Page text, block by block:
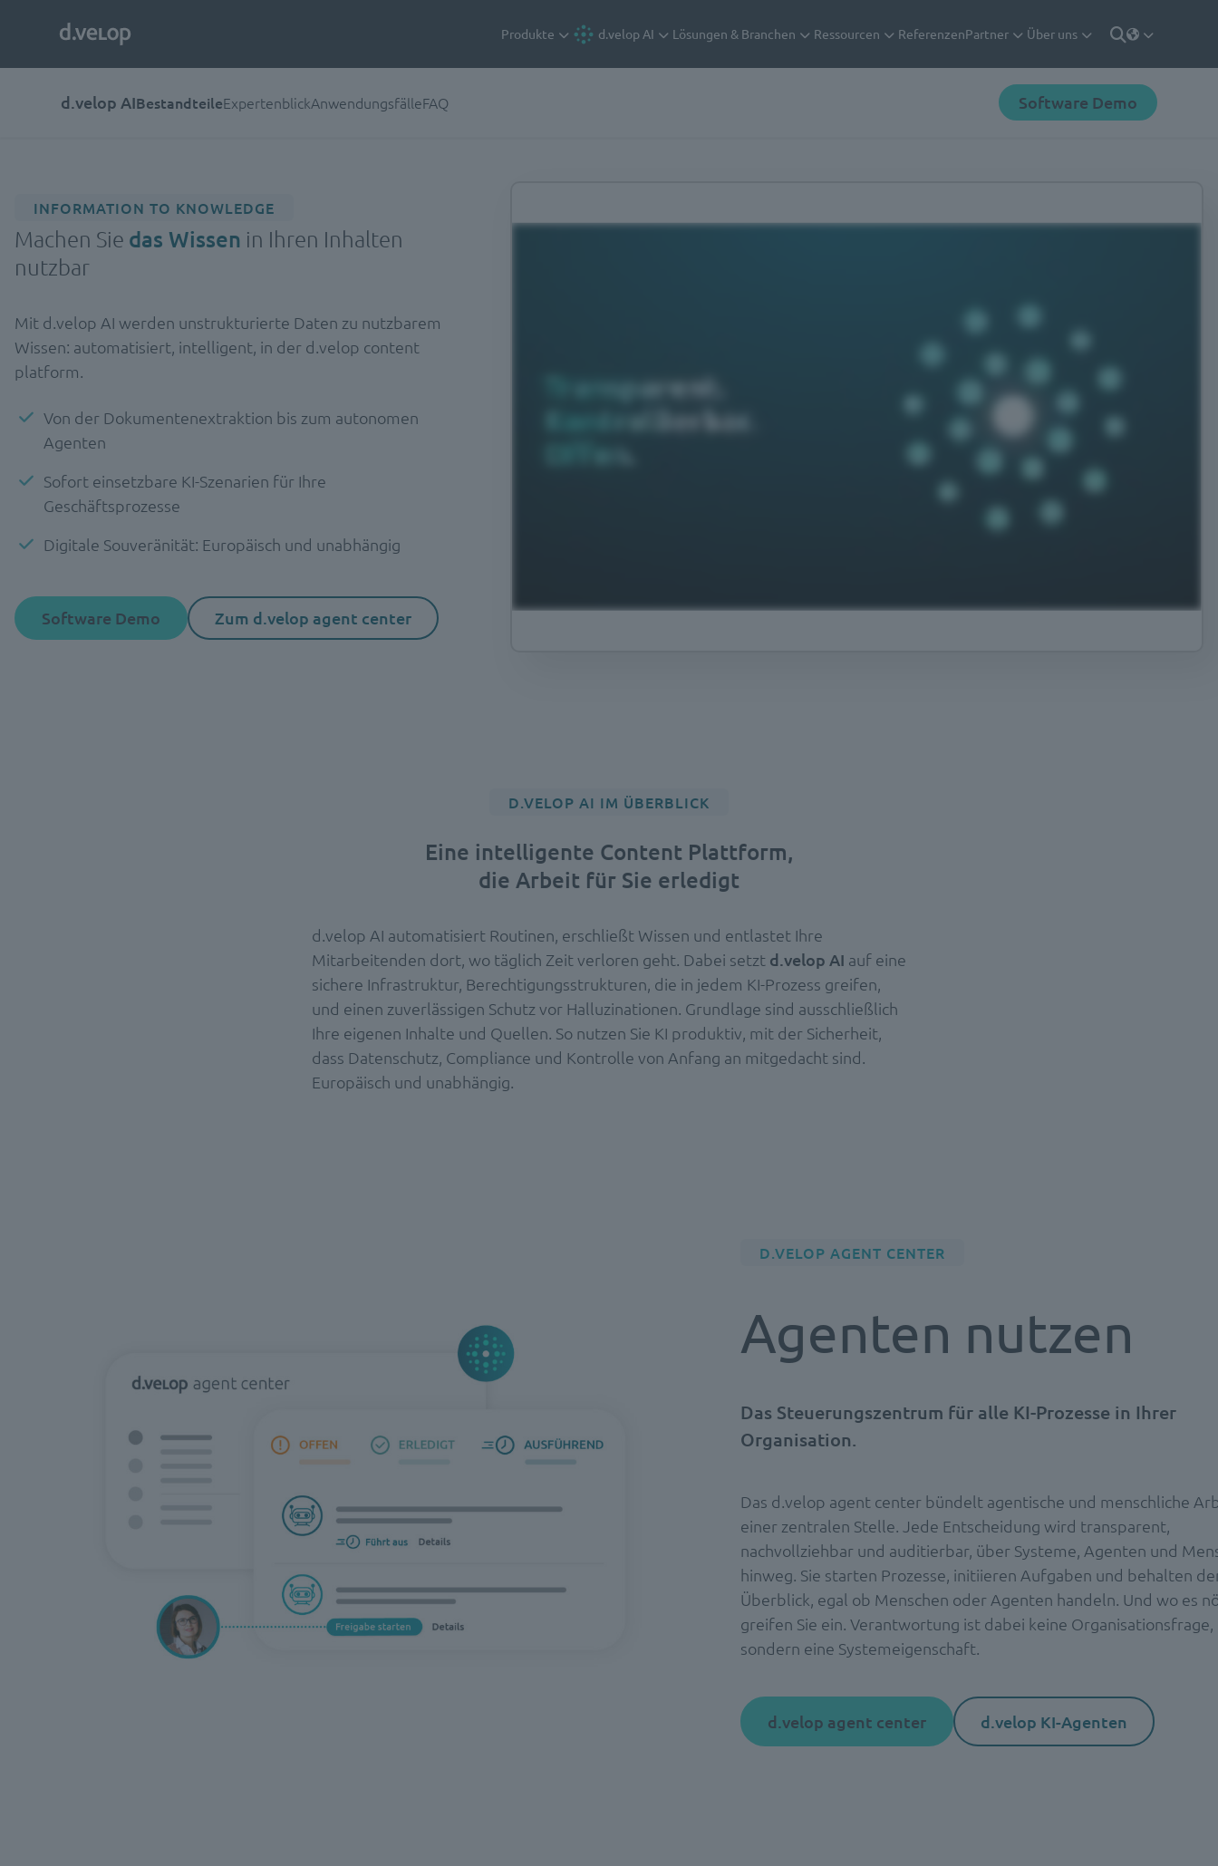
Produkte d.velop AI Lösungen & Branchen Ressourcen ReferenzenPartner Über uns Deutsch
d.velop AI Software Demo
BestandteileExpertenblickAnwendungsfälleFAQ
INFORMATION TO KNOWLEDGE
Machen Sie das Wissen in Ihren Inhalten
nutzbar
Mit d.velop AI werden unstrukturierte Daten zu nutzbarem
Wissen: automatisiert, intelligent, in der d.velop content
platform.
Von der Dokumentenextraktion bis zum autonomen
Agenten
Sofort einsetzbare KI-Szenarien für Ihre
Geschäftsprozesse
Digitale Souveränität: Europäisch und unabhängig
Software Demo Zum d.velop agent center
D.VELOP AI IM ÜBERBLICK
Eine intelligente Content Plattform,
die Arbeit für Sie erledigt
d.velop AI automatisiert Routinen, erschließt Wissen und entlastet Ihre
Mitarbeitenden dort, wo täglich Zeit verloren geht. Dabei setzt d.velop AI auf eine
sichere Infrastruktur, Berechtigungsstrukturen, die in jedem KI-Prozess greifen,
und einen zuverlässigen Schutz vor Halluzinationen. Grundlage sind ausschließlich
Ihre eigenen Inhalte und Quellen. So nutzen Sie KI produktiv, mit der Sicherheit,
dass Datenschutz, Compliance und Kontrolle von Anfang an mitgedacht sind.
Europäisch und unabhängig.
D.VELOP AGENT CENTER
Agenten nutzen
Das Steuerungszentrum für alle KI-Prozesse in Ihrer
Organisation.
Das d.velop agent center bündelt agentische und menschliche
einer zentralen Stelle. Jede Entscheidung wird transparent,
nachvollziehbar und auditierbar, über Systeme, Agenten und
hinweg. Sie starten Prozesse, initiieren Aufgaben und behalten
Überblick, egal ob Menschen oder Agenten handeln. Und wo es
greifen Sie ein. Verantwortung ist dabei keine Organisationsfrage,
sondern eine Systemeigenschaft.
d.velop agent center d.velop KI-Agenten